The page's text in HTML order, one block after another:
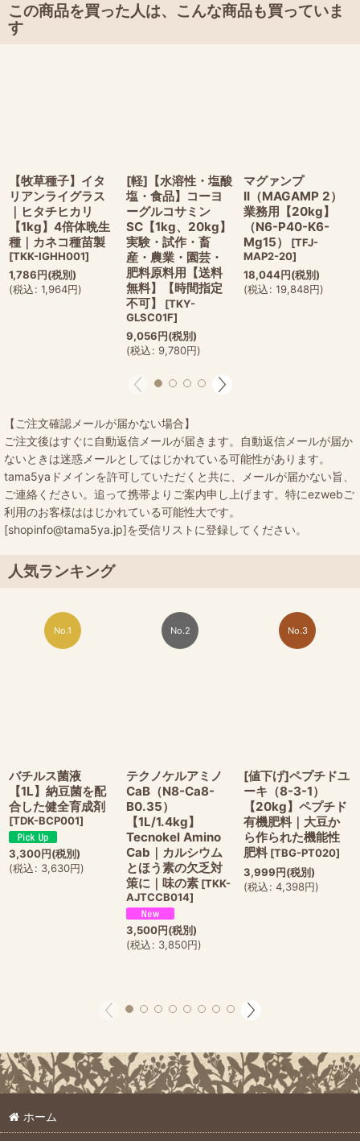
この商品を買った人は、こんな商品も買っていま
す
【牧草種子】イタ
リアンライグラス
｜ヒタチヒカリ
【1kg】4倍体晩生
種｜カネコ種苗製
[TKK-IGHH001]
1,786円(税別)
(税込: 1,964円)
[軽]【水溶性・塩酸
塩・食品】コーヨ
ーグルコサミン
SC【1kg、20kg】
実験・試作・畜
産・農業・園芸・
肥料原料用【送料
無料】【時間指定
不可】
[TKY-
GLSC01F]
9,056円(税別)
(税込: 9,780円)
マグァンプ
II（MAGAMP 2）
業務用【20kg】
（N6-P40-K6-
Mg15）
[TFJ-
MAP2-20]
18,044円(税別)
(税込: 19,848円)
【ご注文確認メールが届かない場合】
ご注文後はすぐに自動返信メールが届きます。自動返信メールが届か
ないときは迷惑メールとしてはじかれている可能性があります。
tama5yaドメインを許可していただくと共に、メールが届かない旨、
ご連絡ください。追って携帯よりご案内申し上げます。特にezwebご
利用のお客様ははじかれている可能性大です。
[shopinfo@tama5ya.jp]を受信リストに登録してください。
人気ランキング
No.1
バチルス菌液
【1L】納豆菌を配
合した健全育成剤
[TDK-BCP001]
3,300円(税別)
(税込: 3,630円)
No.2
テクノケルアミノ
CaB（N8-Ca8-
B0.35）
【1L/1.4kg】
Tecnokel Amino
Cab｜カルシウム
とほう素の欠乏対
策に｜味の素 [TKK-
AJTCCB014]
3,500円(税別)
(税込: 3,850円)
No.3
[値下げ]ペプチドユ
ーキ（8-3-1）
【20kg】ペプチド
有機肥料｜大豆か
ら作られた機能性
肥料 [TBG-PT020]
3,999円(税別)
(税込: 4,398円)
ホーム